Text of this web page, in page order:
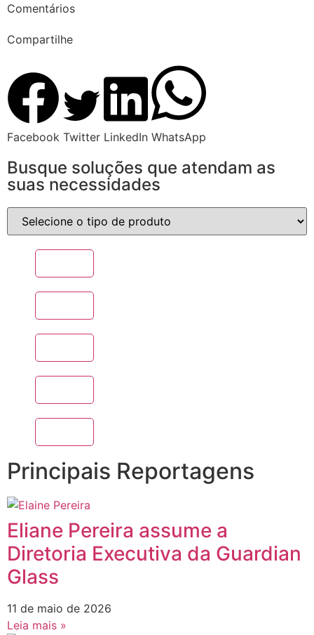
Comentários
Compartilhe
Facebook Twitter LinkedIn WhatsApp
Busque soluções que atendam as
suas necessidades
Principais Reportagens
Eliane Pereira assume a
Diretoria Executiva da Guardian
Glass
11 de maio de 2026
Leia mais »